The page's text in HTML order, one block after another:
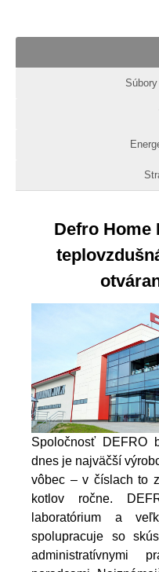
Defro Home
Spoločnosť DEFRO
dnes je najväčší
vôbec – v číslach to
kotlov ročne.
laboratórium a
spolupracuje so
administratívnymi